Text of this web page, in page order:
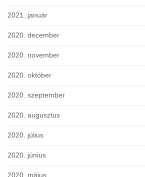
2021. január
2020. december
2020. november
2020. október
2020. szeptember
2020. augusztus
2020. július
2020. június
2020. május